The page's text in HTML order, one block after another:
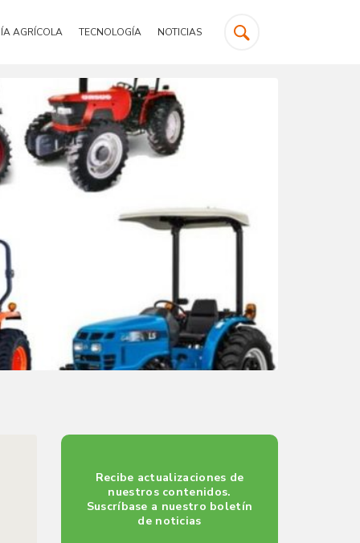
AGRÍCOLA TECNOLOGÍA NOTICIAS
Recibe actualizaciones de
nuestros contenidos.
Suscríbase a nuestro boletín
de noticias